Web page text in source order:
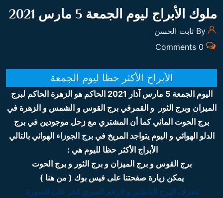
ملوك الأبراج ليوم الجمعة 5 مارس 2021
0 Comments
الأبراج الأكثر حظا ليوم الجمعة
اليوم الجمعة 5 مارس آذار 2021 الحاكم هو الزهرة الحاكم لبرج
الميزان وبرج الثور و القمرفي برج القوس و الشمس و الزهرة في
برج الحوت المائي كما أن المشتري مع زحل موجودين في برج
الدلو الهوائي و اليوم يتواجد المريخ فيبرج الجوزاء الهوائي بالتالي
الأبراج الأكثر حظا لليوم هي :
برج القوس و برج الميزان و برج الثور و برج الحوت
يمكن زيارة صفحتنا على فيس بوك ( من هنا )
لتعرف البرج الباطني و الرقم السري انقر على الصورة